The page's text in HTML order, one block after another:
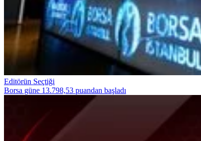
Editörün Seçtiği
Borsa güne 13.798,53 puandan başladı